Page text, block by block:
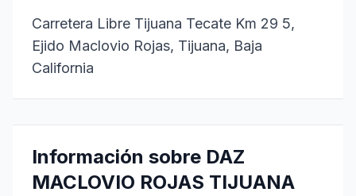
Carretera Libre Tijuana Tecate Km 29 5,
Ejido Maclovio Rojas, Tijuana, Baja
California
Información sobre DAZ
MACLOVIO ROJAS TIJUANA